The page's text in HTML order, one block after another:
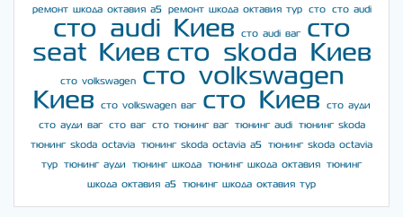
ремонт шкода октавия а5
ремонт шкода октавия тур сто сто audi
сто audi Киев сто audi ваг
сто
seat Киев сто skoda Киев
сто volkswagen
сто volkswagen
Киев
сто volkswagen ваг сто Киев
сто ауди
сто ауди ваг
сто ваг сто тюнинг ваг тюнинг audi
тюнинг skoda
тюнинг skoda octavia
тюнинг skoda octavia a5
тюнинг skoda octavia
тур
тюнинг ауди тюнинг шкода тюнинг шкода октавия
тюнинг
шкода октавия а5
тюнинг шкода октавия тур